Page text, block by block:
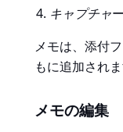
キャプチャ
メモは、添付
もに追加され
メモの編集